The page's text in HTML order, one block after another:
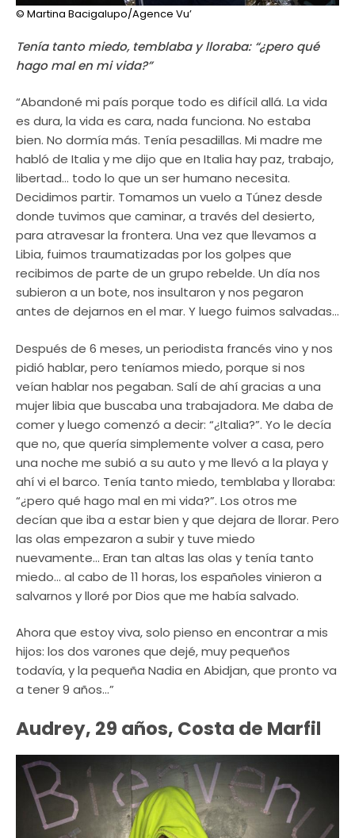
© Martina Bacigalupo/Agence Vu’
Tenía tanto miedo, temblaba y lloraba: “¿pero qué
hago mal en mi vida?”
“Abandoné mi país porque todo es difícil allá. La vida
es dura, la vida es cara, nada funciona. No estaba
bien. No dormía más. Tenía pesadillas. Mi madre me
habló de Italia y me dijo que en Italia hay paz, trabajo,
libertad… todo lo que un ser humano necesita.
Decidimos partir. Tomamos un vuelo a Túnez desde
donde tuvimos que caminar, a través del desierto,
para atravesar la frontera. Una vez que llevamos a
Libia, fuimos traumatizadas por los golpes que
recibimos de parte de un grupo rebelde. Un día nos
subieron a un bote, nos insultaron y nos pegaron
antes de dejarnos en el mar. Y luego fuimos salvadas…
Después de 6 meses, un periodista francés vino y nos
pidió hablar, pero teníamos miedo, porque si nos
veían hablar nos pegaban. Salí de ahí gracias a una
mujer libia que buscaba una trabajadora. Me daba de
comer y luego comenzó a decir: “¿Italia?”. Yo le decía
que no, que quería simplemente volver a casa, pero
una noche me subió a su auto y me llevó a la playa y
ahí vi el barco. Tenía tanto miedo, temblaba y lloraba:
“¿pero qué hago mal en mi vida?”. Los otros me
decían que iba a estar bien y que dejara de llorar. Pero
las olas empezaron a subir y tuve miedo
nuevamente… Eran tan altas las olas y tenía tanto
miedo… al cabo de 11 horas, los españoles vinieron a
salvarnos y lloré por Dios que me había salvado.
Ahora que estoy viva, solo pienso en encontrar a mis
hijos: los dos varones que dejé, muy pequeños
todavía, y la pequeña Nadia en Abidjan, que pronto va
a tener 9 años…”
Audrey, 29 años, Costa de Marfil